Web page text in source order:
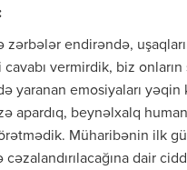
endirəndə,
cavabı vermirdik, biz
yaranan emosiyaları yəqin
apardıq, beynəlxalq
Müharibənin ilk
dair